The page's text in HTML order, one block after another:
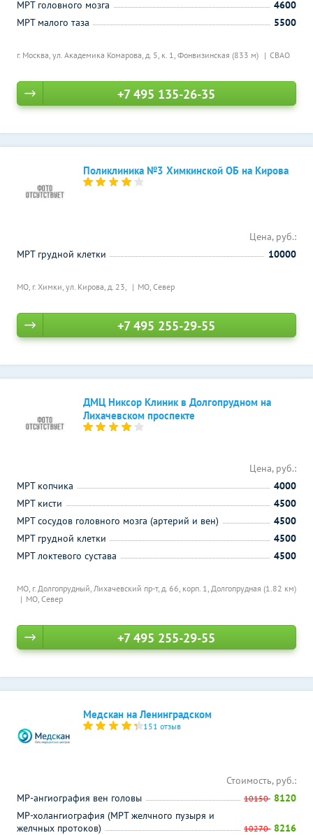
г. Москва, ул. Академика Комарова, д. 5, к. 1, Фонвизинская (833 м) СВАО
МРТ головного мозга
4600
МРТ малого таза
5500
+7 495 135-26-35
Поликлиника №3 Химкинской ОБ на Кирова
МО, г. Химки, ул. Кирова, д. 23, МО, Север
Цена, руб.:
МРТ грудной клетки
10000
+7 495 255-29-55
ДМЦ Никсор Клиник в Долгопрудном на
Лихачевском проспекте
МО, г. Долгопрудный, Лихачевский пр-т, д. 66, корп. 1, Долгопрудная (1.82 км)
МО, Север
Цена, руб.:
МРТ копчика
4000
МРТ кисти
4500
МРТ сосудов головного мозга (артерий и вен)
4500
МРТ грудной клетки
4500
МРТ локтевого сустава
4500
+7 495 255-29-55
Медскан на Ленинградском
151 отзыв
Стоимость, руб.:
МР-ангиография вен головы
10150 8120
МР-холангиография (МРТ желчного пузыря и
желчных протоков)
10270 8216